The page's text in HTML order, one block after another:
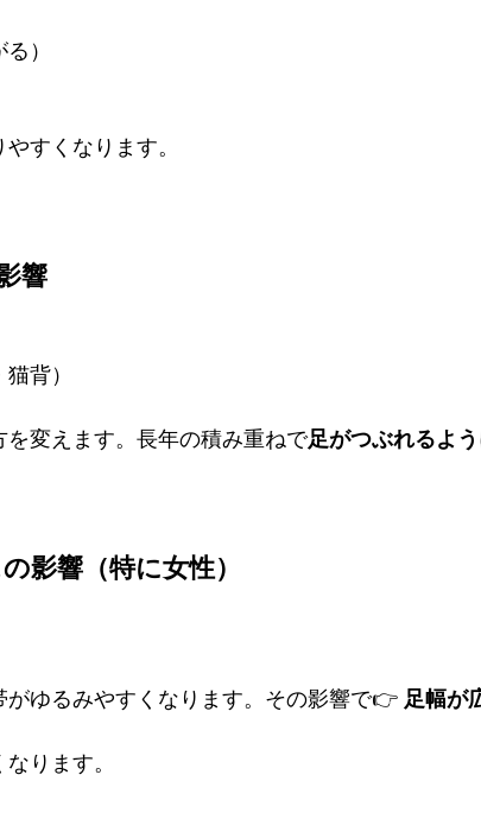
）
すくなります。
響
背）
を変えます。長年の積み重ねで足がつぶれるよ
影響（特に女性）
がゆるみやすくなります。その影響で👉 足幅が
ります。